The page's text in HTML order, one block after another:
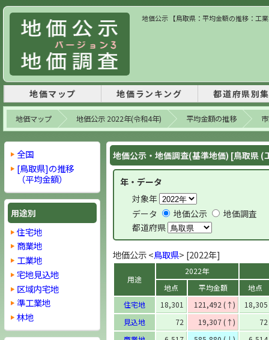
地価公示 【鳥取県：平均金額の推移：工
地価マップ 地価ランキング 都道府県別
地価マップ 地価公示 2022年(令和4年) 平均金額の推移
地価公示・地価調査(基準地価) [鳥取県 (
年・データ
対象年
データ
地価公示
地価調査
都道府県
地価公示 <鳥取県> [2022年]
用途
2022年
地点
平均金額
地点
住宅地
18,301 121,492 (↑)
18,305
見込地
72 19,307 (↑)
72
全国
[鳥取県]の推移
（平均金額）
用途別
住宅地
商業地
工業地
宅地見込地
区域内宅地
準工業地
林地